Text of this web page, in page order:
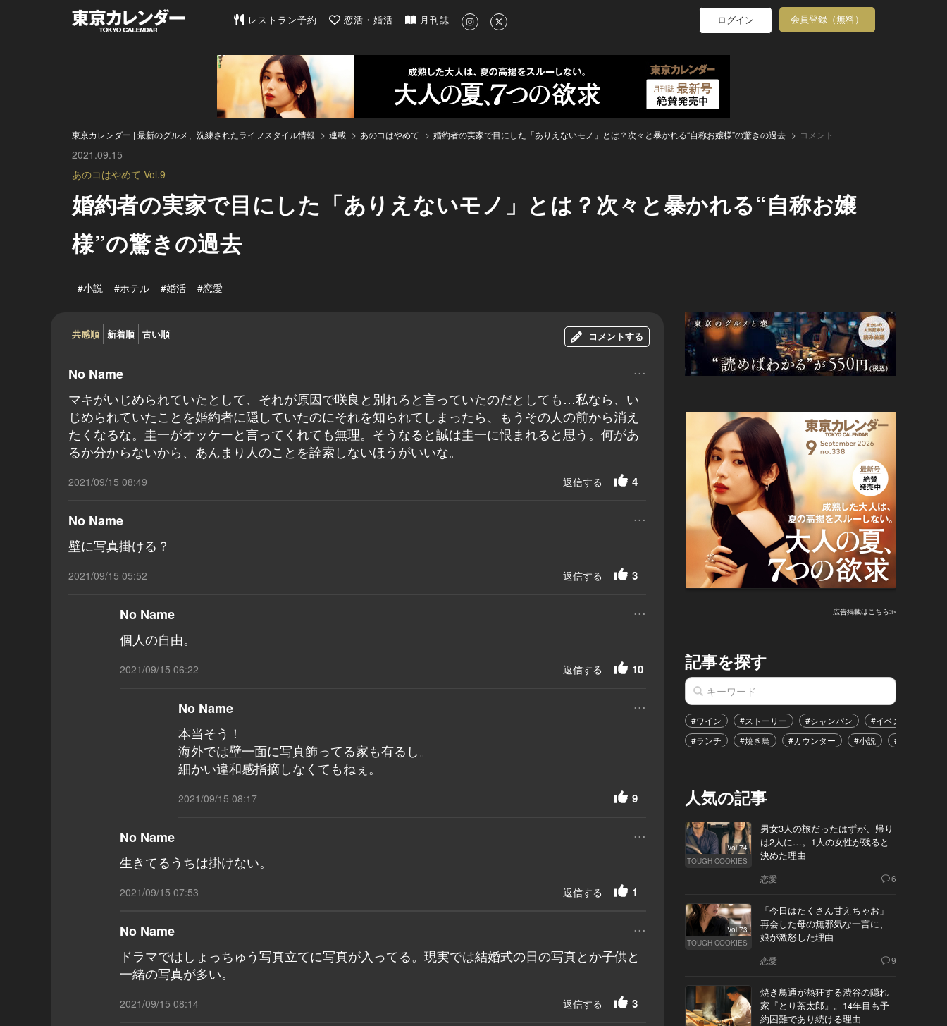
東京カレンダー | 最新のグルメ、洗練されたライフスタイル情報
レストラン予約 恋活・婚活 月刊誌 ログイン 会員登録（無料）
東京カレンダー | 最新のグルメ、洗練されたライフスタイル情報 連載 あのコはやめて 婚約者の実家で目にした「ありえないモノ」とは？次々と暴かれる“自称お嬢様”の驚きの過去 コメント
2021.09.15
あのコはやめて Vol.9
婚約者の実家で目にした「ありえないモノ」とは？次々と暴かれる“自称お嬢
様”の驚きの過去
#小説 #ホテル #婚活 #恋愛
共感順 新着順 古い順 コメントする
No Name ...
マキがいじめられていたとして、それが原因で咲良と別れろと言っていたのだとしても…私なら、い
じめられていたことを婚約者に隠していたのにそれを知られてしまったら、もうその人の前から消え
たくなるな。圭一がオッケーと言ってくれても無理。そうなると誠は圭一に恨まれると思う。何があ
るか分からないから、あんまり人のことを詮索しないほうがいいな。
2021/09/15 08:49 4
返信する
No Name ...
壁に写真掛ける？
2021/09/15 05:52 3
返信する
No Name ...
個人の自由。
2021/09/15 06:22 10
返信する
No Name ...
本当そう！
海外では壁一面に写真飾ってる家も有るし。
細かい違和感指摘しなくてもねぇ。
2021/09/15 08:17 9
No Name ...
生きてるうちは掛けない。
2021/09/15 07:53 1
返信する
No Name ...
ドラマではしょっちゅう写真立てに写真が入ってる。現実では結婚式の日の写真とか子供と
一緒の写真が多い。
2021/09/15 08:14 3
返信する
広告掲載はこちら≫
記事を探す
#ワイン #ストーリー #シャンパン #イベント
#ランチ
#焼き鳥 #カウンター #小説 #恋愛
人気の記事
Vol.74
TOUGH COOKIES
男女3人の旅だったはずが、帰り
は2人に…。1人の女性が残ると
決めた理由
恋愛 6
Vol.73
TOUGH COOKIES
「今日はたくさん甘えちゃお」
再会した母の無邪気な一言に、
娘が激怒した理由
恋愛 9
焼き鳥通が熱狂する渋谷の隠れ
家『とり茶太郎』。14年目も予
約困難であり続ける理由